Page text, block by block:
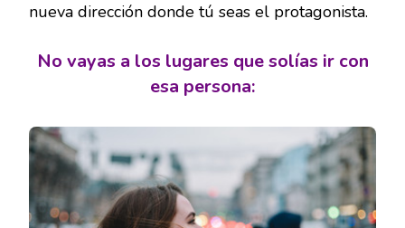
nueva dirección donde tú seas el protagonista.
No vayas a los lugares que solías ir con
esa persona: